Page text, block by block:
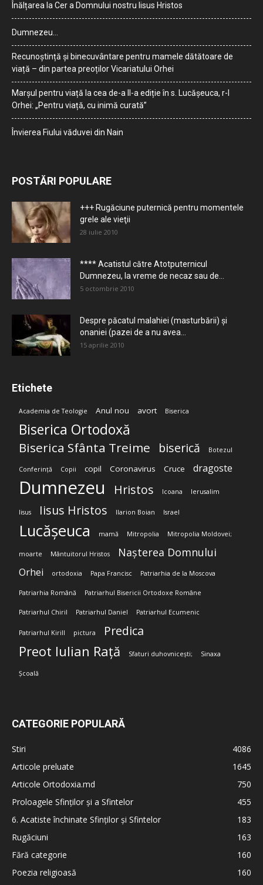
Înălțarea la Cer a Domnului nostru Iisus Hristos
Dumnezeu…
Recunoștință și binecuvântare pentru mamele dătătoare de
viață – din partea preoților Vicariatului Orhei
Marșul pentru viață la cea de-a II-a ediție în s. Lucășeuca, r-l
Orhei: „Pentru viață, cu inimă curată”
Învierea Fiului văduvei din Nain
POSTĂRI POPULARE
+++ Rugăciune puternică pentru momentele
grele ale vieţii
28 iulie 2010
**** Acatistul către Atotputernicul
Dumnezeu, la vreme de necaz sau de...
5 octombrie 2010
Despre păcatul malahiei (masturbării) şi
onaniei (pazei de a nu avea...
15 aprilie 2010
Etichete
Academia de Teologie Anul nou avort Biserica
Biserica Ortodoxă
Biserica Sfânta Treime biserică Botezul
Conferință Copii copil Coronavirus Cruce dragoste
Dumnezeu Hristos Icoana Ierusalim
Iisus Iisus Hristos Ilarion Boian Israel
Lucășeuca mamă Mitropolia Mitropolia Moldovei;
moarte Mântuitorul Hristos Nașterea Domnului
Orhei ortodoxia Papa Francisc Patriarhia de la Moscova
Patriarhia Română Patriarhul Bisericii Ortodoxe Române
Patriarhul Chiril Patriarhul Daniel Patriarhul Ecumenic
Patriarhul Kirill pictura Predica
Preot Iulian Rață Sfaturi duhovnicești; Sinaxa
Școală
CATEGORIE POPULARĂ
Stiri
4086
Articole preluate
1645
Articole Ortodoxia.md
750
Proloagele Sfinților și a Sfintelor
455
6. Acatiste închinate Sfinților și Sfintelor
183
Rugăciuni
163
Fără categorie
160
Poezia religioasă
160